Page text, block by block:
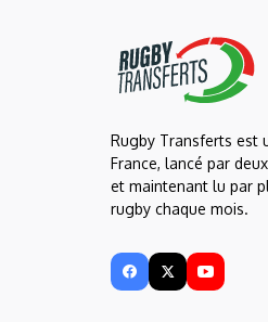
Rugby Transferts est
France, lancé par
et maintenant lu par
rugby chaque mois.